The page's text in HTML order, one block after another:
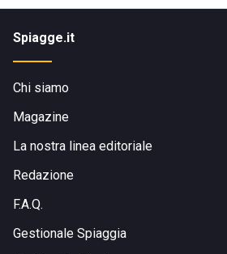
raggiungibile seguendo i percorsi
locali verso il mare.
Spiagge.it
Chi siamo
Magazine
La nostra linea editoriale
Redazione
F.A.Q.
Gestionale Spiaggia